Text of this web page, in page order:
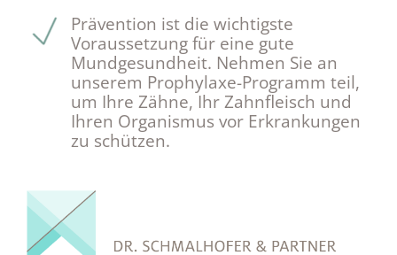
Prävention ist die wichtigste
Voraussetzung für eine gute
Mundgesundheit. Nehmen Sie an
unserem Prophylaxe-Programm teil,
um Ihre Zähne, Ihr Zahnfleisch und
Ihren Organismus vor Erkrankungen
zu schützen.